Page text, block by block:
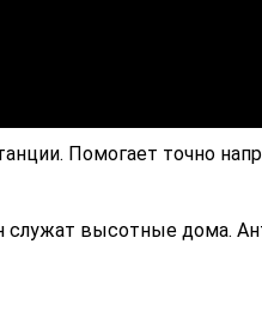
Помогает точно
служат высотные дома.